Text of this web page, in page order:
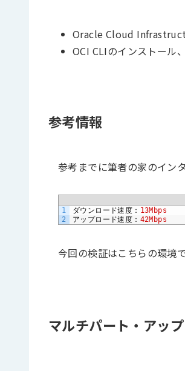
Oracle Cloud
OCI CLIのインストール
参考情報
参考までに筆者の家のイン
1
2
ダウンロード速度： 13Mbps
アップロード速度： 42Mbps
今回の検証はこちらの環境
マルチパート・アッ